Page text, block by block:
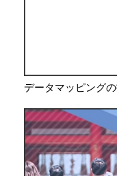
データマッピング